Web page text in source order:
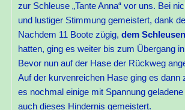
zur Schleuse „Tante Anna“ vor uns. Bei
und lustiger Stimmung gemeistert, dank
Nachdem 11 Boote zügig, dem
hatten, ging es weiter bis zum Übergang
Bevor nun auf der Hase der Rückweg
Auf der kurvenreichen Hase ging es
es nochmal einige mit Spannung
auch dieses Hindernis gemeistert.